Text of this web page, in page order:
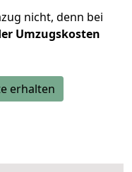
nicht, denn bei
Umzugskosten
erhalten